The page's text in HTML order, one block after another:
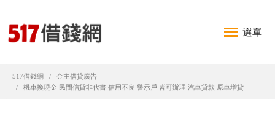
選單
517借錢網
金主借貸廣告
機車換現金 民間信貸非代書 信用不良 警示戶 皆可辦理 汽車貸款 原車增貸